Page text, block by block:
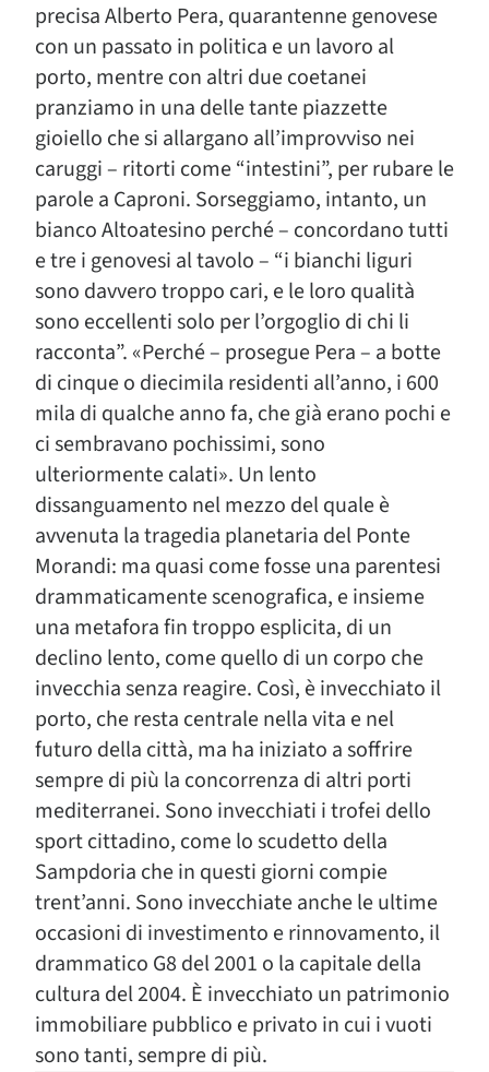
precisa Alberto Pera, quarantenne genovese
con un passato in politica e un lavoro al
porto, mentre con altri due coetanei
pranziamo in una delle tante piazzette
gioiello che si allargano all’improvviso nei
caruggi – ritorti come “intestini”, per rubare le
parole a Caproni. Sorseggiamo, intanto, un
bianco Altoatesino perché – concordano tutti
e tre i genovesi al tavolo – “i bianchi liguri
sono davvero troppo cari, e le loro qualità
sono eccellenti solo per l’orgoglio di chi li
racconta”. «Perché – prosegue Pera – a botte
di cinque o diecimila residenti all’anno, i 600
mila di qualche anno fa, che già erano pochi e
ci sembravano pochissimi, sono
ulteriormente calati». Un lento
dissanguamento nel mezzo del quale è
avvenuta la tragedia planetaria del Ponte
Morandi: ma quasi come fosse una parentesi
drammaticamente scenografica, e insieme
una metafora fin troppo esplicita, di un
declino lento, come quello di un corpo che
invecchia senza reagire. Così, è invecchiato il
porto, che resta centrale nella vita e nel
futuro della città, ma ha iniziato a soffrire
sempre di più la concorrenza di altri porti
mediterranei. Sono invecchiati i trofei dello
sport cittadino, come lo scudetto della
Sampdoria che in questi giorni compie
trent’anni. Sono invecchiate anche le ultime
occasioni di investimento e rinnovamento, il
drammatico G8 del 2001 o la capitale della
cultura del 2004. È invecchiato un patrimonio
immobiliare pubblico e privato in cui i vuoti
sono tanti, sempre di più.